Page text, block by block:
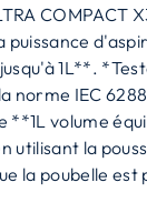
COMPACT
puissance
1L**.
norme IEC
**1L volume
utilisant la
la poubelle est